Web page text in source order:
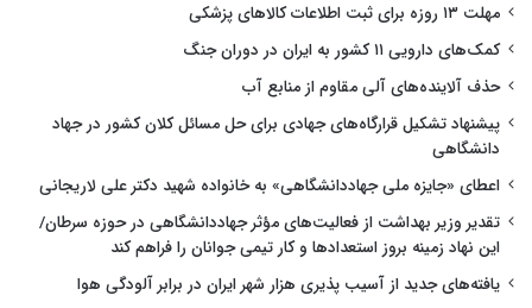
مهلت ۱۳ روزه برای ثبت اطلاعات کالاهای پزشکی
کمک‌های دارویی ۱۱ کشور به ایران در دوران جنگ
حذف آلاینده‌های آلی مقاوم از منابع آب
پیشنهاد تشکیل قرارگاه‌های جهادی برای حل مسائل کلان کشور در جهاد
دانشگاهی
اعطای «جایزه ملی جهاددانشگاهی» به خانواده شهید دکتر علی لاریجانی
تقدیر وزیر بهداشت از فعالیت‌های مؤثر جهاددانشگاهی در حوزه سرطان/
این نهاد زمینه بروز استعدادها و کار تیمی جوانان را فراهم کند
یافته‌های جدید از آسیب پذیری هزار شهر ایران در برابر آلودگی هوا